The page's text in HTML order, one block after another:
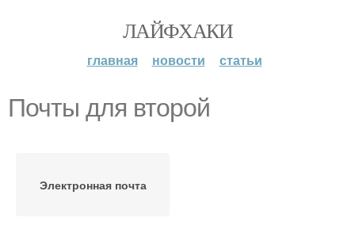
ЛАЙФХАКИ
главная новости статьи
Почты для второй
Электронная почта